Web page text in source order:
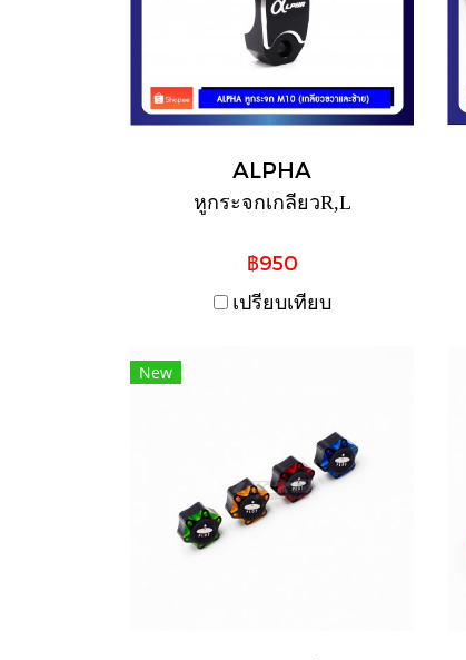
ALPHA
หูกระจกเกลียวR,L
฿950
เปรียบเทียบ
New